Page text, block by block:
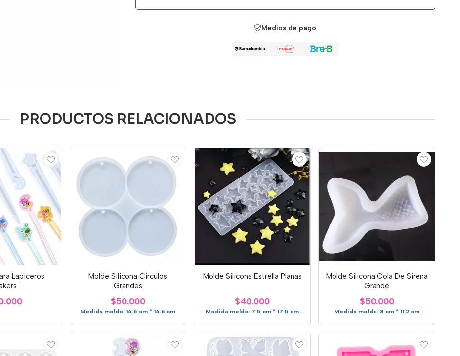
Medios de pago
PRODUCTOS RELACIONADOS
Lapiceros
Molde Silicona Circulos
Grandes
$50.000
Medida molde: 16.5 cm * 16.5 cm
Molde Silicona Estrella Planas
$40.000
Medida molde: 7.5 cm * 17.5 cm
Molde Silicona Cola De Sirena
Grande
$50.000
Medida molde: 8 cm * 11.2 cm